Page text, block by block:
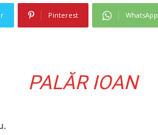
Pinterest WhatsApp
PALĂR IOAN